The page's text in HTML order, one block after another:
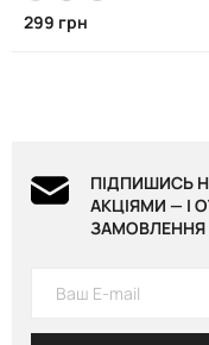
299 грн
ПІДПИШИСЬ
АКЦІЯМИ — І
ЗАМОВЛЕННЯ